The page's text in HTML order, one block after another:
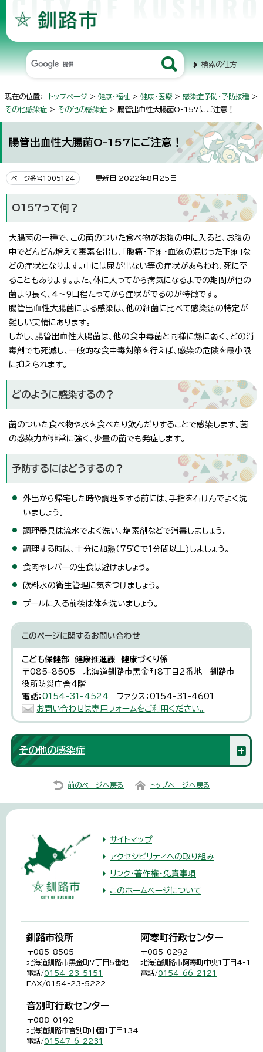
検索の仕方
現在の位置： トップページ > 健康・福祉 > 健康・医療 > 感染症予防・予防接種 >
その他感染症 > その他の感染症 > 腸管出血性大腸菌O-157にご注意！
腸管出血性大腸菌O-157にご注意！
ページ番号1005124 更新日 2022年8月25日
O157って何？
大腸菌の一種で、この菌のついた食べ物がお腹の中に入ると、お腹の
中でどんどん増えて毒素を出し、「腹痛・下痢・血液の混じった下痢」な
どの症状となります。中には尿が出ない等の症状があらわれ、死に至
ることもあります。また、体に入ってから病気になるまでの期間が他の
菌より長く、4～9日程たってから症状がでるのが特徴です。
腸管出血性大腸菌による感染は、他の細菌に比べて感染源の特定が
難しい実情にあります。
しかし、腸管出血性大腸菌は、他の食中毒菌と同様に熱に弱く、どの消
毒剤でも死滅し、一般的な食中毒対策を行えば、感染の危険を最小限
に抑えられます。
どのように感染するの？
菌のついた食べ物や水を食べたり飲んだりすることで感染します。菌
の感染力が非常に強く、少量の菌でも発症します。
予防するにはどうするの？
外出から帰宅した時や調理をする前には、手指を石けんでよく洗
いましょう。
調理器具は流水でよく洗い、塩素剤などで消毒しましょう。
調理する時は、十分に加熱（75℃で1分間以上)しましょう。
食肉やレバーの生食は避けましょう。
飲料水の衛生管理に気をつけましょう。
プールに入る前後は体を洗いましょう。
このページに関するお問い合わせ
こども保健部 健康推進課 健康づくり係
〒085-8505 北海道釧路市黒金町8丁目2番地 釧路市
役所防災庁舎4階
電話：0154-31-4524
ファクス：0154-31-4601
お問い合わせは専用フォームをご利用ください。
その他の感染症
前のページへ戻る トップページへ戻る
サイトマップ
アクセシビリティへの取り組み
リンク・著作権・免責事項
このホームページについて
釧路市役所
〒085-8505
北海道釧路市黒金町7丁目5番地
電話/0154-23-5151
FAX/0154-23-5222
阿寒町行政センター
〒085-0292
北海道釧路市阿寒町中央1丁目4-1
電話/0154-66-2121
音別町行政センター
〒088-0192
北海道釧路市音別町中園1丁目134
電話/01547-6-2231